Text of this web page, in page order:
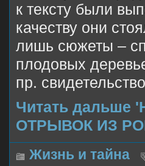
к тексту были
качеству они
лишь сюжеты –
плодовых
пр.
Читать дальше
ОТРЫВОК ИЗ
Жизнь и тайна